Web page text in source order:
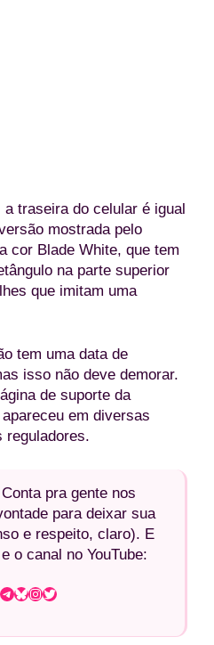
traseira do celular é igual
mostrada pelo
cor Blade White, que tem
na parte superior
que imitam uma
tem uma data de
isso não deve demorar.
de suporte da
em diversas
reguladores.
pra gente nos
para deixar sua
e respeito, claro). E
o canal no YouTube:
Bluesky InstagramTwitter